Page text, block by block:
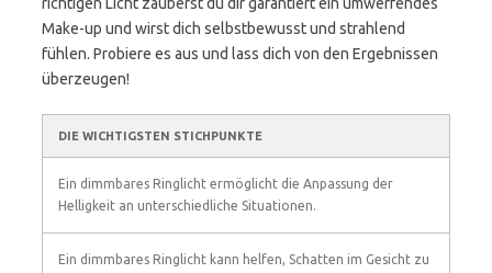
Make-up und wirst dich selbstbewusst und strahlend
fühlen. Probiere es aus und lass dich von den Ergebnissen
überzeugen!
DIE WICHTIGSTEN STICHPUNKTE
Ein dimmbares Ringlicht ermöglicht die Anpassung der
Helligkeit an unterschiedliche Situationen.
Ein dimmbares Ringlicht kann helfen, Schatten im Gesicht zu